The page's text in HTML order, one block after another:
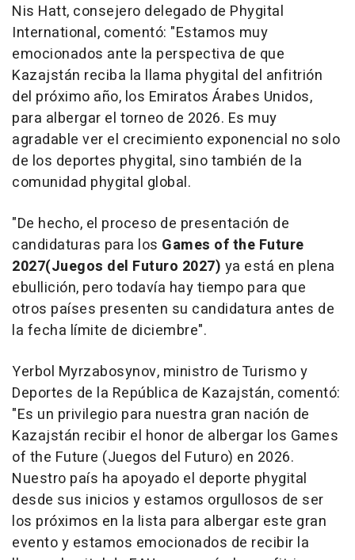
Nis Hatt, consejero delegado de Phygital
International, comentó: "Estamos muy
emocionados ante la perspectiva de que
Kazajstán reciba la llama phygital del anfitrión
del próximo año, los Emiratos Árabes Unidos,
para albergar el torneo de 2026. Es muy
agradable ver el crecimiento exponencial no solo
de los deportes phygital, sino también de la
comunidad phygital global.
"De hecho, el proceso de presentación de
candidaturas para los Games of the Future
2027(Juegos del Futuro 2027) ya está en plena
ebullición, pero todavía hay tiempo para que
otros países presenten su candidatura antes de
la fecha límite de diciembre".
Yerbol Myrzabosynov, ministro de Turismo y
Deportes de la República de Kazajstán, comentó:
"Es un privilegio para nuestra gran nación de
Kazajstán recibir el honor de albergar los Games
of the Future (Juegos del Futuro) en 2026.
Nuestro país ha apoyado el deporte phygital
desde sus inicios y estamos orgullosos de ser
los próximos en la lista para albergar este gran
evento y estamos emocionados de recibir la